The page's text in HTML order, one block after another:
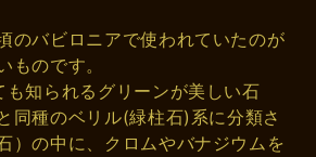
のバビロニアで使われていたのが
ものです。
知られるグリーンが美しい石
同種のベリル(緑柱石)系に分類さ
）の中に、クロムやバナジウムを